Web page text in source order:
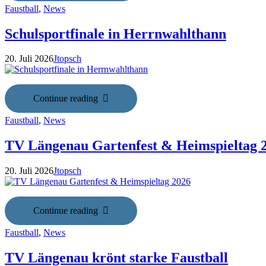
Faustball, News
Schulsportfinale in Herrnwahlthann
20. Juli 2026Jtopsch
Continue reading
Faustball, News
TV Längenau Gartenfest & Heimspieltag
20. Juli 2026Jtopsch
Continue reading
Faustball, News
TV Längenau krönt starke Faustball